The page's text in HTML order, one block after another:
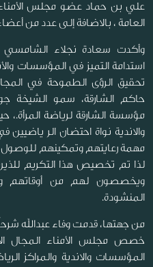
علي بن حماد عضو مجلس الأمناء
العامة ، بالاضافة إلى عدد من أعضاء
وأكدت سعادة نجلاء
استدامة التميز في المؤسسات
تحقيق الرؤى الطموحة في
حاكم الشارقة، سمو الشيخة
مؤسسة الشارقة لرياضة
والاندية نواة احتضان الر
مهمة رعايتهم وتمكينهم للوصول
لذا تم تخصيص هذا التكريم
ويخصصون لهم من أوقاتهم
المنشودة.
من جهتها، قدمت وفاء عبدالله
خصص مجلس الأمناء المجال
المؤسسات والاندية والمراكز